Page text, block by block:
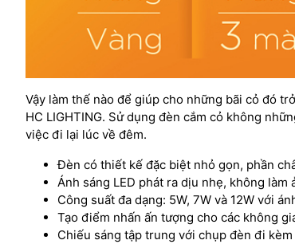
Vậy làm thế nào để giúp cho những bãi cỏ đó
HC LIGHTING. Sử dụng đèn cắm cỏ không
việc đi lại lúc về đêm.
Đèn có thiết kế đặc biệt nhỏ gọn, phần
Ánh sáng LED phát ra dịu nhẹ, không
Công suất đa dạng: 5W, 7W và 12W với
Tạo điểm nhấn ấn tượng cho các không
Chiếu sáng tập trung với chụp đèn đi